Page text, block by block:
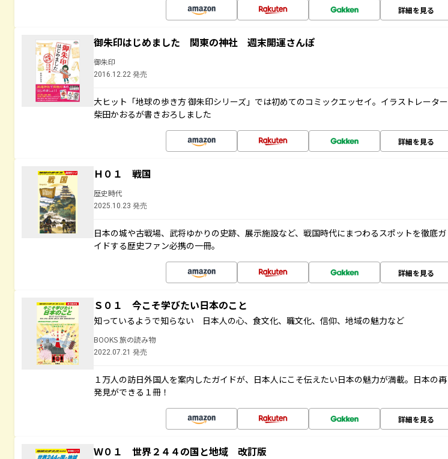
詳細を見る
御朱印はじめました 関東の神社 週末開運さんぽ
御朱印
2016.12.22 発売
大ヒット「地球の歩き方 御朱印シリーズ」では初めてのコミックエッセイ。イラストレーター
柴田かおるが書きおろしました
詳細を見る
Ｈ０１ 戦国
歴史時代
2025.10.23 発売
日本の城や古戦場、武将ゆかりの史跡、展示施設など、戦国時代にまつわるスポットを徹底ガ
イドする歴史ファン必携の一冊。
詳細を見る
Ｓ０１ 今こそ学びたい日本のこと
知っているようで知らない 日本人の心、食文化、職文化、信仰、地域の魅力など
BOOKS 旅の読み物
2022.07.21 発売
１万人の訪日外国人を案内したガイドが、日本人にこそ伝えたい日本の魅力が満載。日本の再
発見ができる１冊！
詳細を見る
Ｗ０１ 世界２４４の国と地域 改訂版